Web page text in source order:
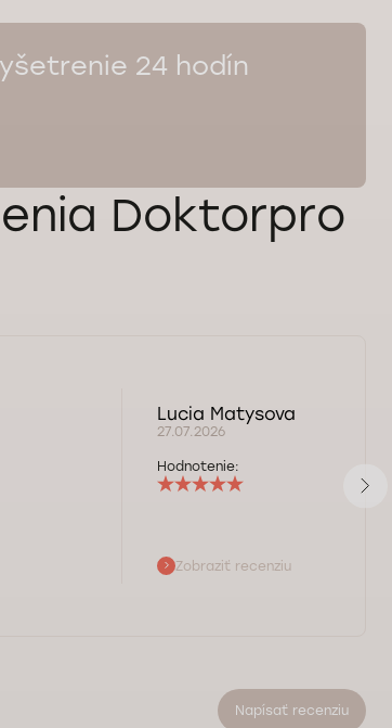
24 hodín
Doktorpro
Lucia Matysova
27.07.2026
Hodnotenie:
Zobraziť recenziu
Napísať recenziu